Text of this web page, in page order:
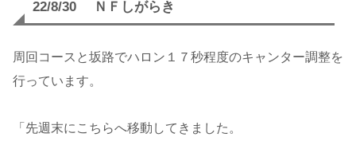
22/8/30 ＮＦしがらき
周回コースと坂路でハロン１７秒程度のキャンター調整を
行っています。
「先週末にこちらへ移動してきました。